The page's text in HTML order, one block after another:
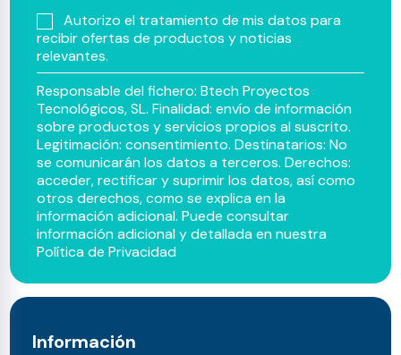
Autorizo el tratamiento de mis datos para
recibir ofertas de productos y noticias
relevantes.
Responsable del fichero: Btech Proyectos
Tecnológicos, SL. Finalidad: envío de información
sobre productos y servicios propios al suscrito.
Legitimación: consentimiento. Destinatarios: No
se comunicarán los datos a terceros. Derechos:
acceder, rectificar y suprimir los datos, así como
otros derechos, como se explica en la
información adicional. Puede consultar
información adicional y detallada en nuestra
Política de Privacidad
Información